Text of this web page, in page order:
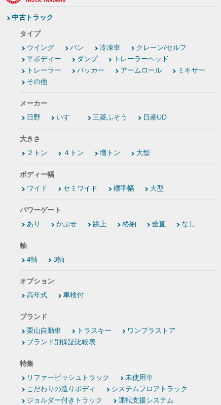
中古トラック
タイプ
ウイング
バン 冷凍車
クレーン/セルフ
平ボディー
ダンプ
トレーラーヘッド
トレーラー
パッカー アームロール
ミキサー
その他
メーカー
日野
いすゞ 三菱ふそう 日産UD
大きさ
２トン
４トン 増トン 大型
ボディー幅
ワイド
セミワイド 標準幅 大型
パワーゲート
あり
かぶせ 跳上 格納 垂直 なし
軸
4軸
3軸
オプション
高年式
車検付
ブランド
栗山自動車
トラスキー
ワンプラストア
ブランド別保証比較表
特集
リファービッシュトラック
未使用車
こだわりの造りボディ
システムフロアトラック
ジョルダー付きトラック
運転支援システム